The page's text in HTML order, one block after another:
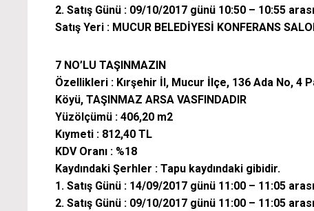
2. Satış Günü : 09/10/2017 günü 10:50 – 10:55 arası
Satış Yeri : MUCUR BELEDİYESİ KONFERANS
7 NO’LU TAŞINMAZIN
Özellikleri : Kırşehir İl, Mucur İlçe, 136 Ada No, 4
Köyü, TAŞINMAZ ARSA VASFINDADIR
Yüzölçümü : 406,20 m2
Kıymeti : 812,40 TL
KDV Oranı : %18
Kaydındaki Şerhler : Tapu kaydındaki gibidir.
1. Satış Günü : 14/09/2017 günü 11:00 – 11:05 arası
2. Satış Günü : 09/10/2017 günü 11:00 – 11:05 arası